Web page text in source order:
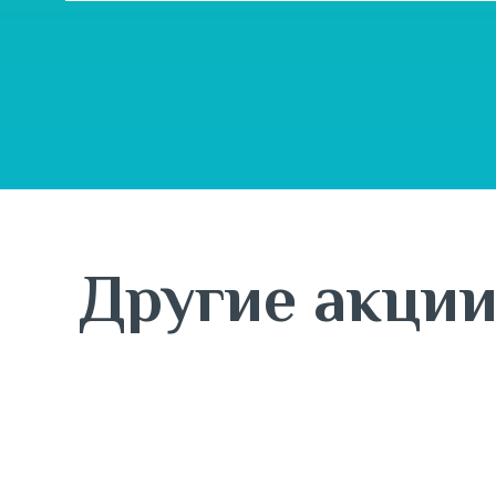
Другие акции